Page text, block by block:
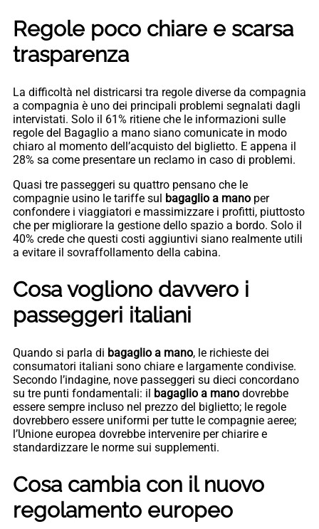
Regole poco chiare e scarsa
trasparenza
La difficoltà nel districarsi tra regole diverse da compagnia
a compagnia è uno dei principali problemi segnalati dagli
intervistati. Solo il 61% ritiene che le informazioni sulle
regole del Bagaglio a mano siano comunicate in modo
chiaro al momento dell’acquisto del biglietto. E appena il
28% sa come presentare un reclamo in caso di problemi.
Quasi tre passeggeri su quattro pensano che le
compagnie usino le tariffe sul
bagaglio a mano per
confondere i viaggiatori e massimizzare i profitti, piuttosto
che per migliorare la gestione dello spazio a bordo. Solo il
40% crede che questi costi aggiuntivi siano realmente utili
a evitare il sovraffollamento della cabina.
Cosa vogliono davvero i
passeggeri italiani
Quando si parla di bagaglio a mano, le richieste dei
consumatori italiani sono chiare e largamente condivise.
Secondo l’indagine, nove passeggeri su dieci concordano
su tre punti fondamentali: il bagaglio a mano dovrebbe
essere sempre incluso nel prezzo del biglietto; le regole
dovrebbero essere uniformi per tutte le compagnie aeree;
l’Unione europea dovrebbe intervenire per chiarire e
standardizzare le norme sui supplementi.
Cosa cambia con il nuovo
regolamento europeo